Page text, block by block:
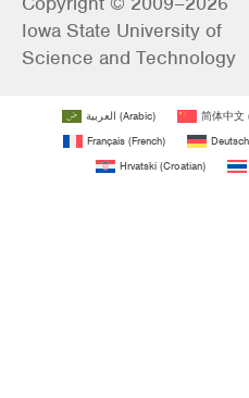
Iowa State University of
Science and Technology
العربية (Arabic) 简体中文
Français(French) Deutsch
Hrvatski (Croatian)